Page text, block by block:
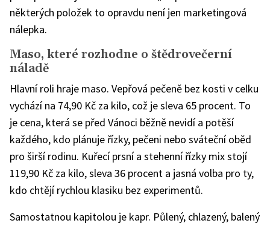
některých položek to opravdu není jen marketingová
nálepka.
Maso, které rozhodne o štědrovečerní
náladě
Hlavní roli hraje maso. Vepřová pečeně bez kosti v celku
vychází na 74,90 Kč za kilo, což je sleva 65 procent. To
je cena, která se před Vánoci běžně nevidí a potěší
každého, kdo plánuje řízky, pečeni nebo sváteční oběd
pro širší rodinu. Kuřecí prsní a stehenní řízky mix stojí
119,90 Kč za kilo, sleva 36 procent a jasná volba pro ty,
kdo chtějí rychlou klasiku bez experimentů.
Samostatnou kapitolou je kapr. Půlený, chlazený, balený